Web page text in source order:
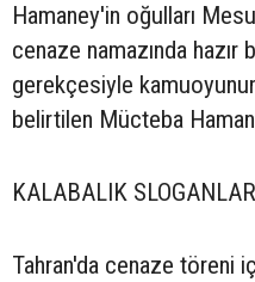
Hamaney'in oğulları
cenaze namazında hazır
gerekçesiyle kamuoyunun
belirtilen Mücteba
KALABALIK
Tahran'da cenaze töreni